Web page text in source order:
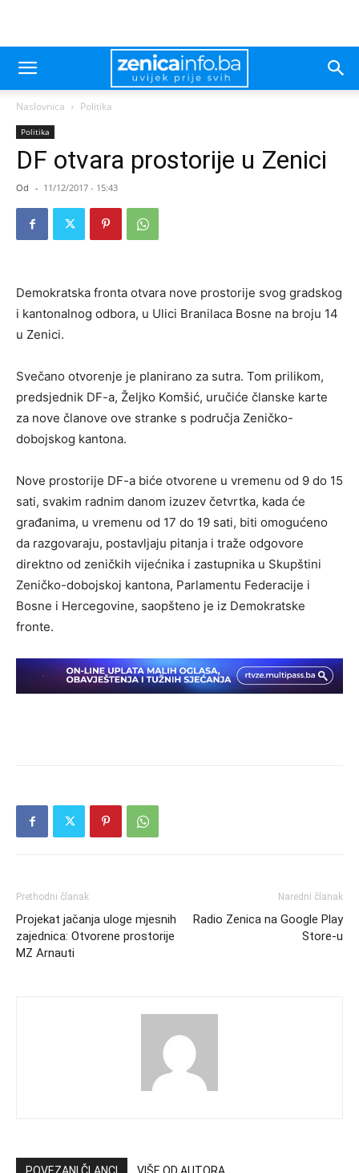
Naslovnica Politika
Politika
DF otvara prostorije u Zenici
Od - 11/12/2017 - 15:43
Demokratska fronta otvara nove prostorije svog gradskog
i kantonalnog odbora, u Ulici Branilaca Bosne na broju 14
u Zenici.
Svečano otvorenje je planirano za sutra. Tom prilikom,
predsjednik DF-a, Željko Komšić, uručiće članske karte
za nove članove ove stranke s područja Zeničko-
dobojskog kantona.
Nove prostorije DF-a biće otvorene u vremenu od 9 do 15
sati, svakim radnim danom izuzev četvrtka, kada će
građanima, u vremenu od 17 do 19 sati, biti omogućeno
da razgovaraju, postavljaju pitanja i traže odgovore
direktno od zeničkih vijećnika i zastupnika u Skupštini
Zeničko-dobojskoj kantona, Parlamentu Federacije i
Bosne i Hercegovine, saopšteno je iz Demokratske
fronte.
Prethodni članak
Projekat jačanja uloge mjesnih
zajednica: Otvorene prostorije
MZ Arnauti
Naredni članak
Radio Zenica na Google Play
Store-u